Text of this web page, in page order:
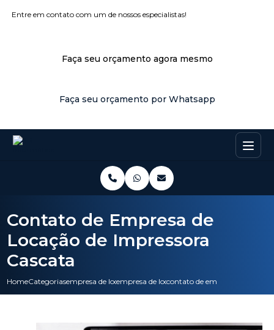
Entre em contato com um de nossos especialistas!
Faça seu orçamento agora mesmo
Faça seu orçamento por Whatsapp
HomeCategoriasempresa de locacao de impressoras
empresa de locacao impressoras
contato de empresa de
Contato de Empresa de
Locação de Impressora
Cascata